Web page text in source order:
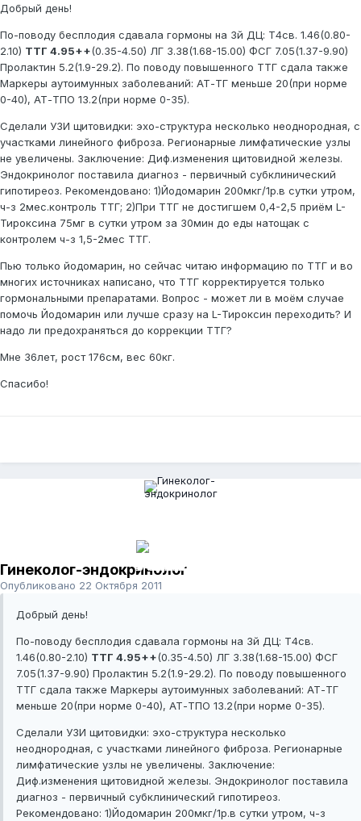
Добрый день!
По-поводу бесплодия сдавала гормоны на 3й ДЦ: Т4св. 1.46(0.80-
2.10) ТТГ 4.95++(0.35-4.50) ЛГ 3.38(1.68-15.00) ФСГ 7.05(1.37-9.90)
Пролактин 5.2(1.9-29.2). По поводу повышенного ТТГ сдала также
Маркеры аутоимунных заболеваний: АТ-ТГ меньше 20(при норме
0-40), АТ-ТПО 13.2(при норме 0-35).
Сделали УЗИ щитовидки: эхо-структура несколько неоднородная, с
участками линейного фиброза. Регионарные лимфатические узлы
не увеличены. Заключение: Диф.изменения щитовидной железы.
Эндокринолог поставила диагноз - первичный субклинический
гипотиреоз. Рекомендовано: 1)Йодомарин 200мкг/1р.в сутки утром,
ч-з 2мес.контроль ТТГ; 2)При ТТГ не достигшем 0,4-2,5 приём L-
Тироксина 75мг в сутки утром за 30мин до еды натощак с
контролем ч-з 1,5-2мес ТТГ.
Пью только йодомарин, но сейчас читаю информацию по ТТГ и во
многих источниках написано, что ТТГ корректируется только
гормональными препаратами. Вопрос - может ли в моём случае
помочь Йодомарин или лучше сразу на L-Тироксин переходить? И
надо ли предохраняться до коррекции ТТГ?
Мне 36лет, рост 176см, вес 60кг.
Спасибо!
Гинеколог-эндокринолог
Опубликовано 22 Октября 2011
Добрый день!
По-поводу бесплодия сдавала гормоны на 3й ДЦ: Т4св.
1.46(0.80-2.10) ТТГ 4.95++(0.35-4.50) ЛГ 3.38(1.68-15.00) ФСГ
7.05(1.37-9.90) Пролактин 5.2(1.9-29.2). По поводу повышенного
ТТГ сдала также Маркеры аутоимунных заболеваний: АТ-ТГ
меньше 20(при норме 0-40), АТ-ТПО 13.2(при норме 0-35).
Сделали УЗИ щитовидки: эхо-структура несколько
неоднородная, с участками линейного фиброза. Регионарные
лимфатические узлы не увеличены. Заключение:
Диф.изменения щитовидной железы. Эндокринолог поставила
диагноз - первичный субклинический гипотиреоз.
Рекомендовано: 1)Йодомарин 200мкг/1р.в сутки утром, ч-з